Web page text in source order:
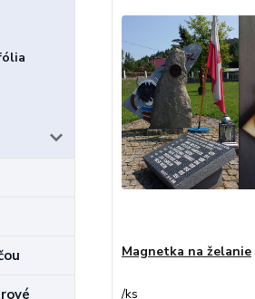
Magnetka na želanie
/ks